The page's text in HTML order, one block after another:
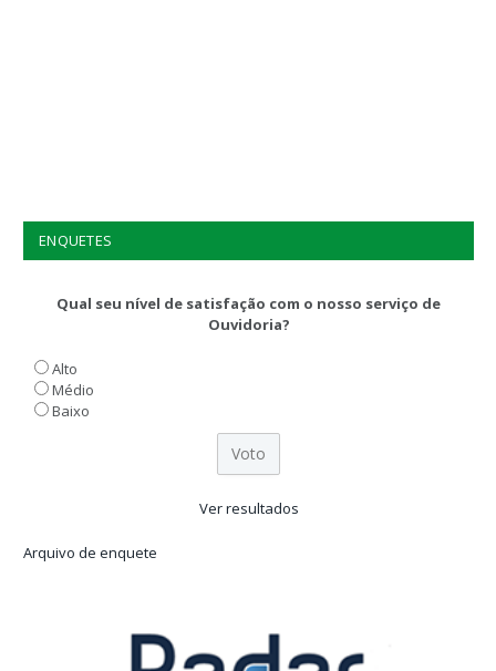
ENQUETES
Qual seu nível de satisfação com o nosso serviço de
Ouvidoria?
Alto
Médio
Baixo
Ver resultados
Arquivo de enquete